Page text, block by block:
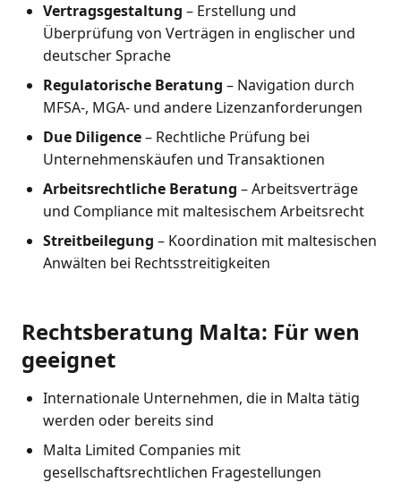
Vertragsgestaltung – Erstellung und
Überprüfung von Verträgen in englischer und
deutscher Sprache
Regulatorische Beratung – Navigation durch
MFSA-, MGA- und andere Lizenzanforderungen
Due Diligence– Rechtliche Prüfung bei
Unternehmenskäufen und Transaktionen
Arbeitsrechtliche Beratung – Arbeitsverträge
und Compliance mit maltesischem Arbeitsrecht
Streitbeilegung – Koordination mit maltesischen
Anwälten bei Rechtsstreitigkeiten
Rechtsberatung Malta: Für wen
geeignet
Internationale Unternehmen, die in Malta tätig
werden oder bereits sind
Malta Limited Companies mit
gesellschaftsrechtlichen Fragestellungen